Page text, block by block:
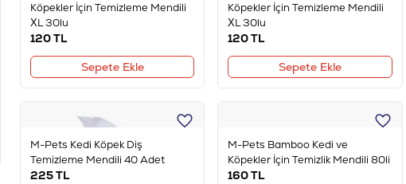
Köpekler İçin Temizleme Mendili
XL 30lu
120TL
Sepete Ekle
Köpekler İçin Temizleme Mendili
XL 30lu
120TL
Sepete Ekle
M-Pets Kedi Köpek Diş
Temizleme Mendili 40 Adet
225TL
M-Pets Bamboo Kedi ve
Köpekler İçin Temizlik Mendili 80li
160TL